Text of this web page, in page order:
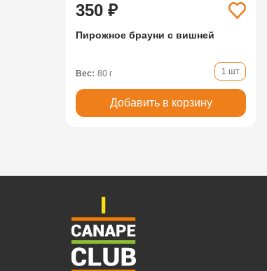
350 ₽
Пирожное брауни с вишней
Вес: 80 г 1 шт.
Добавить в корзину